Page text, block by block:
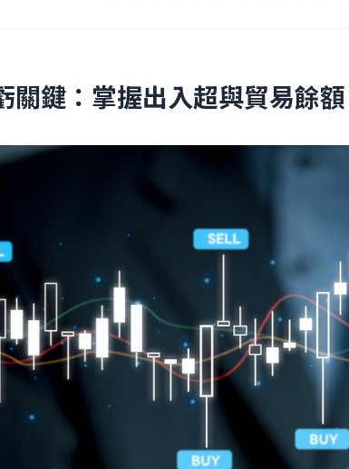
關鍵：掌握出入超與貿易餘額